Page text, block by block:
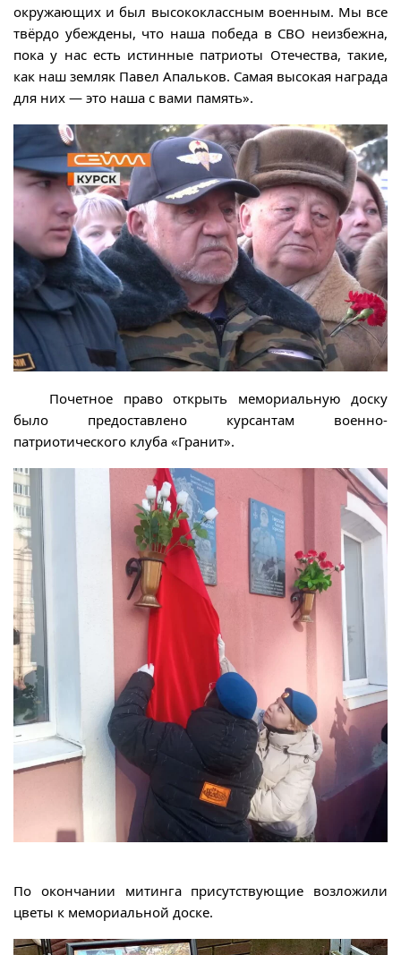
окружающих и был высококлассным военным. Мы все
твёрдо убеждены, что наша победа в СВО неизбежна,
пока у нас есть истинные патриоты Отечества, такие,
как наш земляк Павел Апальков. Самая высокая награда
для них — это наша с вами память».
Почетное право открыть мемориальную доску
было предоставлено курсантам военно-
патриотического клуба «Гранит».
По окончании митинга присутствующие возложили
цветы к мемориальной доске.